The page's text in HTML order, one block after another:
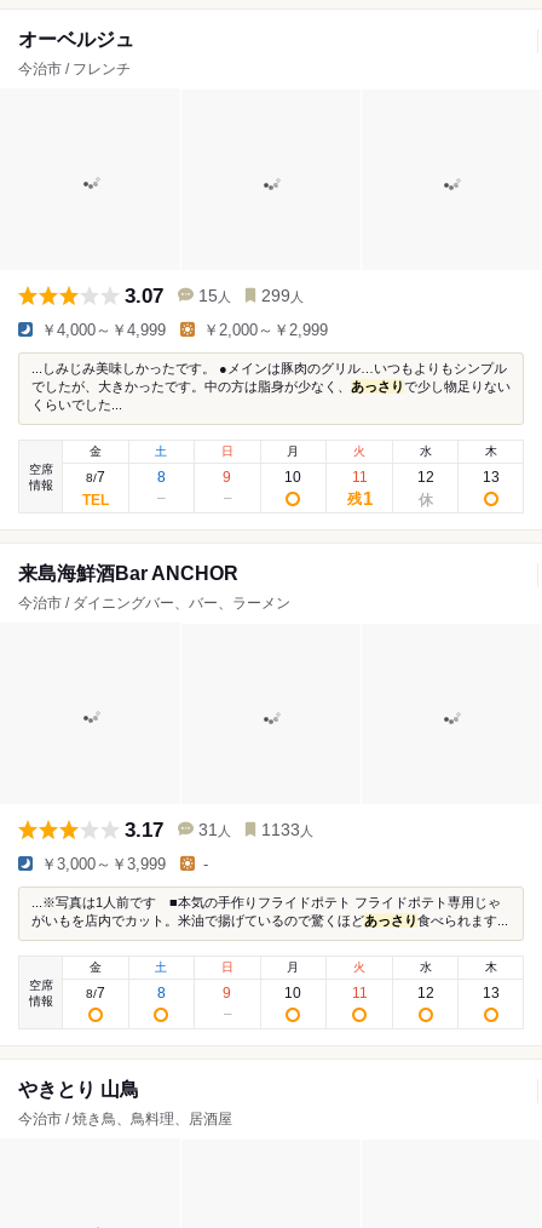
オーベルジュ
今治市 / フレンチ
3.07 15 人 299 人
￥4,000～￥4,999 ￥2,000～￥2,999
...しみじみ美味しかったです。 ●メインは豚肉のグリル…いつもよりもシンプル
でしたが、大きかったです。中の方は脂身が少なく、 あっさりで少し物足りない
くらいでした...
空席
情報
金
8/7
土
8
日
9
月
10
火
11
残1
水
12
木
13
来島海鮮酒Bar ANCHOR
今治市 / ダイニングバー、バー、ラーメン
3.17 31 人 1133 人
￥3,000～￥3,999 -
...※写真は1人前です ■本気の手作りフライドポテト フライドポテト専用じゃ
がいもを店内でカット。米油で揚げているので驚くほどあっさり食べられます...
空席
情報
金
8/7
土
8
日
9
月
10
火
11
水
12
木
13
やきとり 山鳥
今治市 / 焼き鳥、鳥料理、居酒屋